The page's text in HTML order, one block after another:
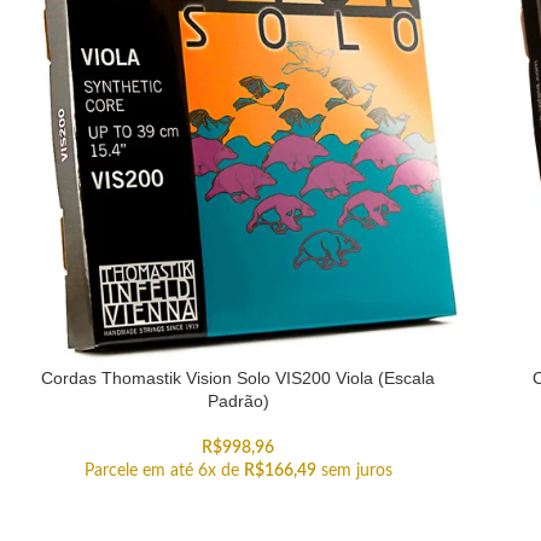
Cordas Thomastik Vision Solo VIS200 Viola (Escala
Padrão)
R$998,96
Parcele em até 6x de R$166,49 sem juros